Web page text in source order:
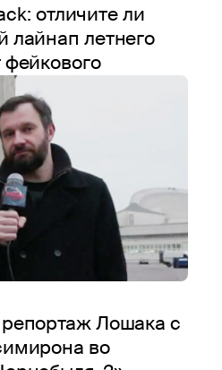
отличите ли
лайнап летнего
Лошака с
во